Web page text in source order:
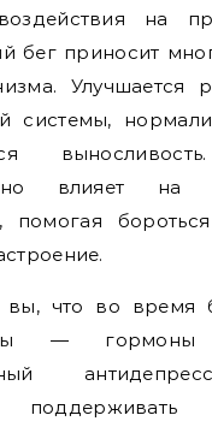
на
бег приносит
Улучшается
системы,
влияет на
помогая
вы, что во время
— гормоны